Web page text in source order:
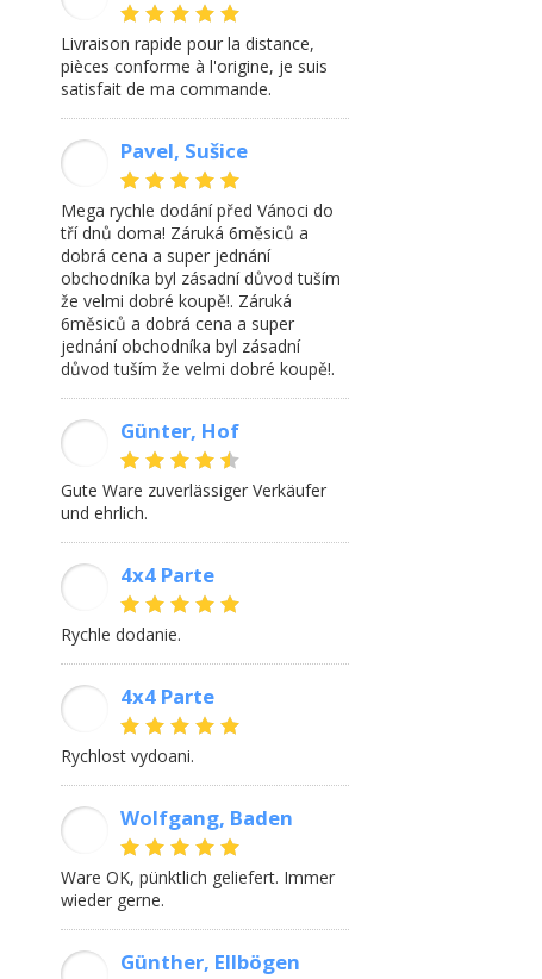
Livraison rapide pour la distance,
pièces conforme à l'origine, je suis
satisfait de ma commande.
Pavel, Sušice
Mega rychle dodání před Vánoci do
tří dnů doma! Záruká 6měsiců a
dobrá cena a super jednání
obchodníka byl zásadní důvod tuším
že velmi dobré koupě!. Záruká
6měsiců a dobrá cena a super
jednání obchodníka byl zásadní
důvod tuším že velmi dobré koupě!.
Günter, Hof
Gute Ware zuverlässiger Verkäufer
und ehrlich.
4x4 Parte
Rychle dodanie.
4x4 Parte
Rychlost vydoani.
Wolfgang, Baden
Ware OK, pünktlich geliefert. Immer
wieder gerne.
Günther, Ellbögen